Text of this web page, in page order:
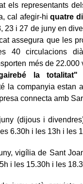
els representants
cal afegir-hiquatre
23 i 27 de juny en
assegura que les
40 circulacions
més de 22.000
la
la companyia estan
connecta amb
(dijous i
6.30h i les 13h i les
vigília de Sant
i les 15.30h i les